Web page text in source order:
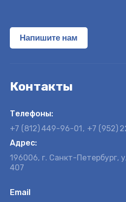
Напишите нам
Контакты
Телефоны:
+7 (812)449-96-01 +7 (952)
Адрес:
196006, г. Санкт-Петербург,
407
Email